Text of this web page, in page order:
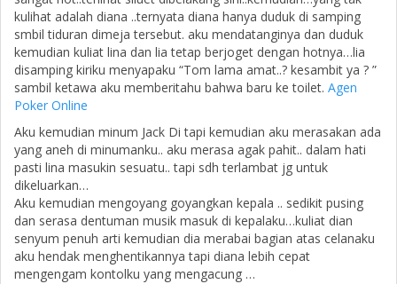
kulihat adalah diana ..ternyata diana hanya duduk di samping
smbil tiduran dimeja tersebut. aku mendatanginya dan duduk
kemudian kuliat lina dan lia tetap berjoget dengan hotnya…lia
disamping kiriku menyapaku “Tom lama amat..? kesambit ya ? ”
sambil ketawa aku memberitahu bahwa baru ke toilet. Agen
Poker Online
Aku kemudian minum Jack Di tapi kemudian aku merasakan ada
yang aneh di minumanku.. aku merasa agak pahit.. dalam hati
pasti lina masukin sesuatu.. tapi sdh terlambat jg untuk
dikeluarkan…
Aku kemudian mengoyang goyangkan kepala .. sedikit pusing
dan serasa dentuman musik masuk di kepalaku…kuliat dian
senyum penuh arti kemudian dia merabai bagian atas celanaku
aku hendak menghentikannya tapi diana lebih cepat
mengengam kontolku yang mengacung …